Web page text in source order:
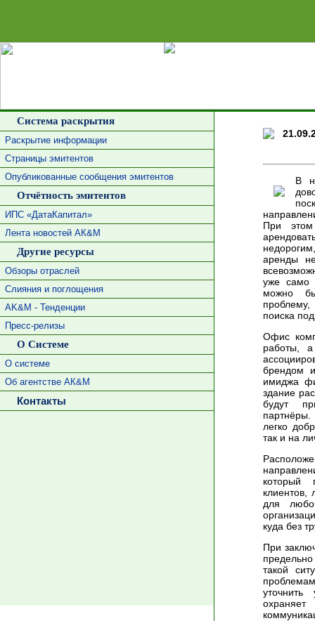
Система раскрытия
Раскрытие информации
Страницы эмитентов
Опубликованные сообщения эмитентов
Отчётность эмитентов
ИПС «ДатаКапитал»
Лента новостей АК&М
Другие ресурсы
Обзоры отраслей
Слияния и поглощения
AK&M - Тенденции
Пресс-релизы
О Системе
О системе
Об агентстве АК&М
Контакты
В
При этом
аренды
уже само
можно
поиска
Офис
работы,
брендом
имиджа
здание
будут
легко
так и на
который
клиентов,
для
куда без
При
такой